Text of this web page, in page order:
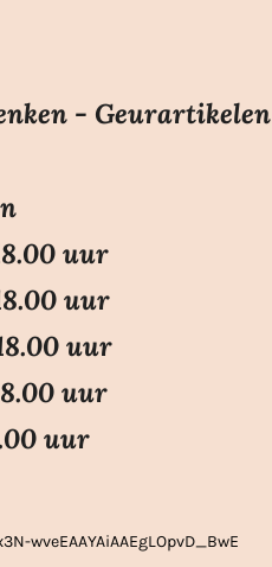
- Geurartikelen
uur
uur
uur
uur
uur
wveEAAYAiAAEgLOpvD_BwE